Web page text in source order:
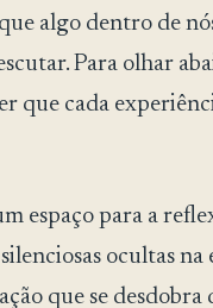
algo dentro de
Para olhar
que cada
espaço para a
ocultas
que se desdobra